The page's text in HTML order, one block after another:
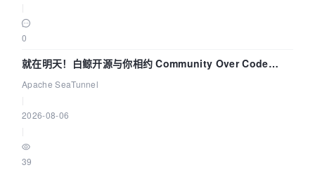
0
就在明天！白鲸开源与你相约 Community Over Code
Asia 2026 主题演讲！
Apache SeaTunnel
2026-08-06
39